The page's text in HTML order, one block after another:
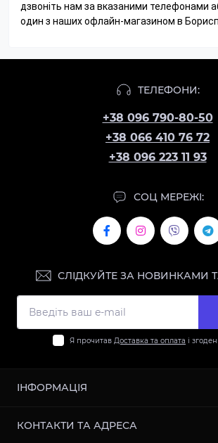
дзвоніть нам за вказаними телефонами
один з наших офлайн-магазином в
ТЕЛЕФОНИ:
+38 096 790-80-50
+38 066 410 76 72
+38 096 223 11 93
СОЦ МЕРЕЖІ:
СЛІДКУЙТЕ ЗА НОВИНКАМИ
Я прочитав Доставка та оплата і
ІНФОРМАЦІЯ
Доставка та оплата
КОНТАКТИ ТА АДРЕСА